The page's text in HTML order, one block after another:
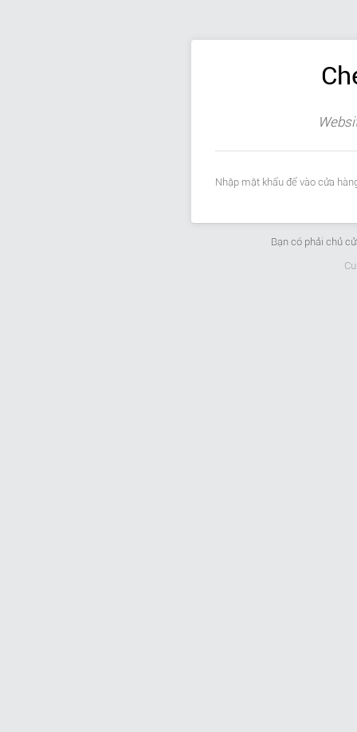
Nhập mật khẩu để vào cửa
Bạn có phải chủ